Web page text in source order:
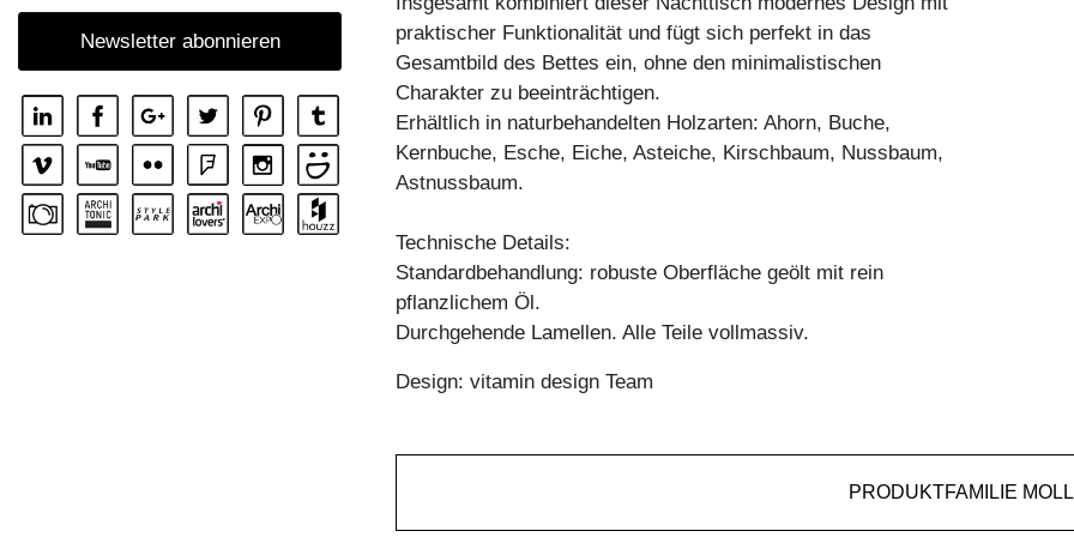
Newsletter abonnieren
praktischer Funktionalität und fügt sich perfekt in das
Gesamtbild des Bettes ein, ohne den minimalistischen
Charakter zu beeinträchtigen.
Erhältlich in naturbehandelten Holzarten: Ahorn, Buche,
Kernbuche, Esche, Eiche, Asteiche, Kirschbaum, Nussbaum,
Astnussbaum.
Technische Details:
Standardbehandlung: robuste Oberfläche geölt mit rein
pflanzlichem Öl.
Durchgehende Lamellen. Alle Teile vollmassiv.
Design: vitamin design Team
PRODUKTFAMILIE